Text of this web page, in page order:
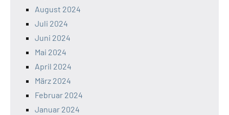
August 2024
Juli 2024
Juni 2024
Mai 2024
April 2024
März 2024
Februar 2024
Januar 2024